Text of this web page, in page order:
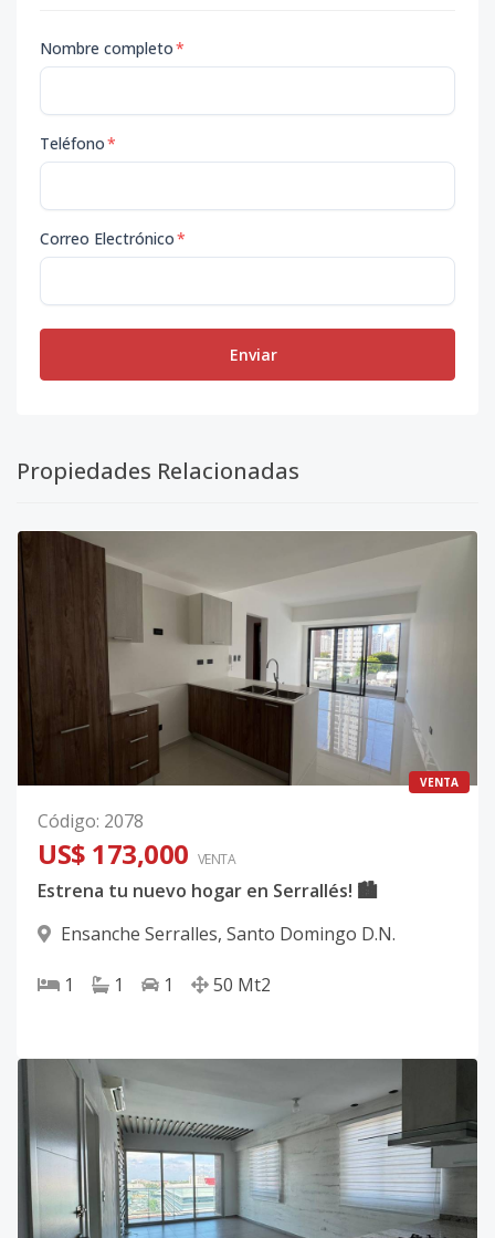
Nombre completo*
Teléfono*
Correo Electrónico*
Enviar
Propiedades Relacionadas
VENTA
Código: 2078
US$ 173,000 VENTA
Estrena tu nuevo hogar en Serrallés! 🏙
Ensanche Serralles, Santo Domingo D.N.
1 1 1 50 Mt2